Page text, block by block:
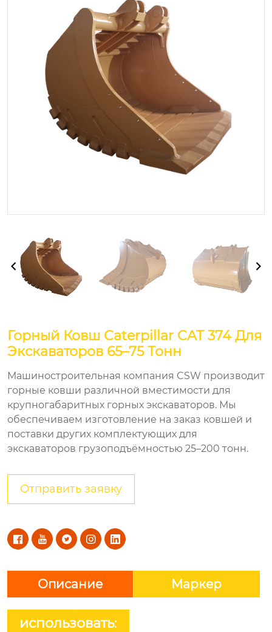
Горный Ковш Caterpillar CAT 374 Для
Экскаваторов 65–75 Тонн
Машиностроительная компания CSW производит
горные ковши различной вместимости для
крупногабаритных горных экскаваторов. Мы
обеспечиваем изготовление на заказ ковшей и
поставки других комплектующих для
экскаваторов грузоподъёмностью 25–200 тонн.
Отправить заявку
    
Описание Маркер
использовать: